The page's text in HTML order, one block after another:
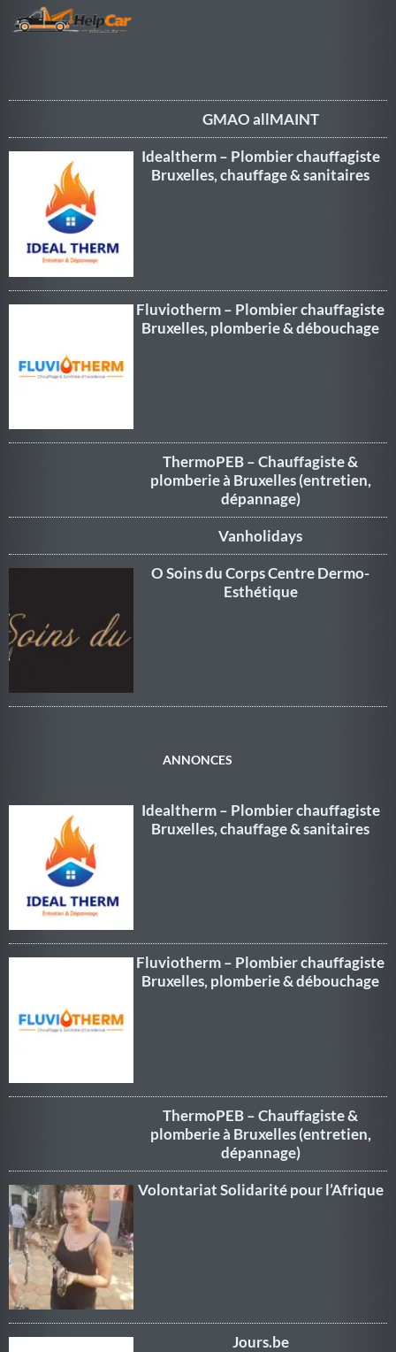
GMAO allMAINT
Idealtherm – Plombier chauffagiste
Bruxelles, chauffage & sanitaires
Fluviotherm – Plombier chauffagiste
Bruxelles, plomberie & débouchage
ThermoPEB – Chauffagiste &
plomberie à Bruxelles (entretien,
dépannage)
Vanholidays
O Soins du Corps Centre Dermo-
Esthétique
ANNONCES
Idealtherm – Plombier chauffagiste
Bruxelles, chauffage & sanitaires
Fluviotherm – Plombier chauffagiste
Bruxelles, plomberie & débouchage
ThermoPEB – Chauffagiste &
plomberie à Bruxelles (entretien,
dépannage)
Volontariat Solidarité pour l’Afrique
Jours.be